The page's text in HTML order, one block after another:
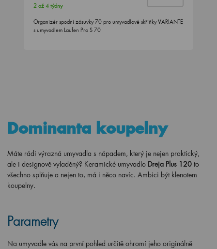
2 až 4 týdny
Organizér spodní zásuvky 70 pro umyvadlové skříňky VARIANTE
s umyvadlem Laufen Pro S 70
Dominanta koupelny
Máte rádi výrazná umyvadla s nápadem, který je nejen praktický,
ale i designově vyladěný? Keramické umyvadlo Dreja Plus 120 to
všechno splňuje a nejen to, má i něco navíc. Ambici být klenotem
koupelny.
Parametry
Na umyvadle vás na první pohled určitě ohromí jeho originálně